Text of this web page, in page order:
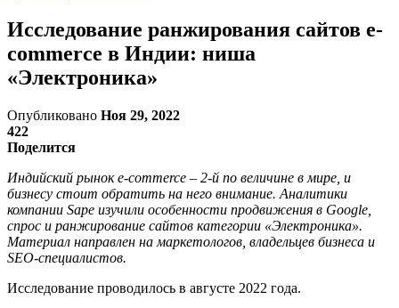
Исследование ранжирования сайтов e-
commerce в Индии: ниша
«Электроника»
Опубликовано Ноя 29, 2022
422
Поделится
Индийский рынок e-commerce – 2-й по величине в мире, и
бизнесу стоит обратить на него внимание. Аналитики
компании Sape изучили особенности продвижения в Google,
спрос и ранжирование сайтов категории «Электроника».
Материал направлен на маркетологов, владельцев бизнеса и
SEO-специалистов.
Исследование проводилось в августе 2022 года.